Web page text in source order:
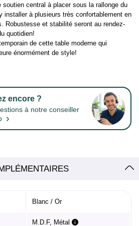
soutien central à placer sous la rallonge du
installer à plusieurs très confortablement en
Robustesse et stabilité seront au rendez-
quotidien!
de cette table moderne qui
énormément de style!
encore ?
à notre conseiller
›
Blanc / Or
M.D.F, Métal